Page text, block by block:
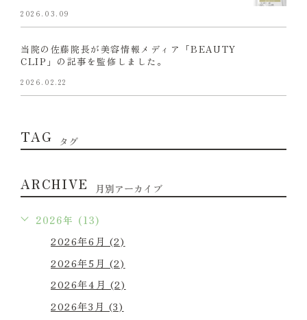
2026.03.09
当院の佐藤院長が美容情報メディア「BEAUTY
CLIP」の記事を監修しました。
2026.02.22
TAG タグ
ARCHIVE 月別アーカイブ
2026年 (13)
2026年6月 (2)
2026年5月 (2)
2026年4月 (2)
2026年3月 (3)